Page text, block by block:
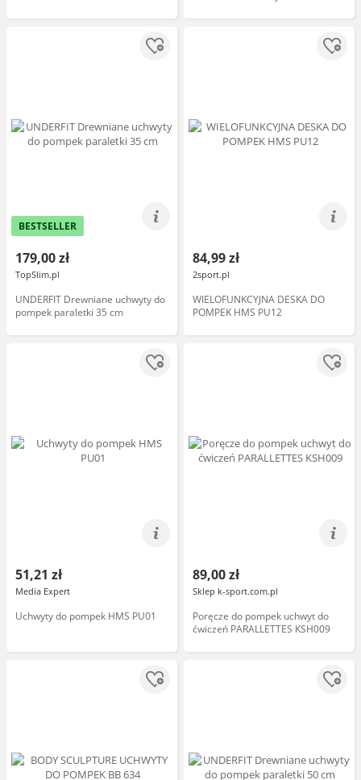
BESTSELLER
179,00 zł
TopSlim.pl
UNDERFIT Drewniane uchwyty do
pompek paraletki 35 cm
84,99 zł
2sport.pl
WIELOFUNKCYJNA DESKA DO
POMPEK HMS PU12
51,21 zł
Media Expert
Uchwyty do pompek HMS PU01
89,00 zł
Sklep k-sport.com.pl
Poręcze do pompek uchwyt do
ćwiczeń PARALLETTES KSH009